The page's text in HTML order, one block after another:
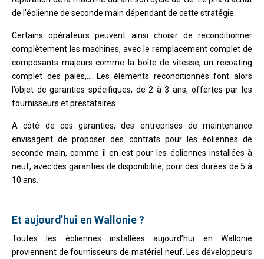
de l’éolienne de seconde main dépendant de cette stratégie.
Certains opérateurs peuvent ainsi choisir de reconditionner
complètement les machines, avec le remplacement complet de
composants majeurs comme la boîte de vitesse, un recoating
complet des pales,… Les éléments reconditionnés font alors
l’objet de garanties spécifiques, de 2 à 3 ans, offertes par les
fournisseurs et prestataires.
A côté de ces garanties, des entreprises de maintenance
envisagent de proposer des contrats pour les éoliennes de
seconde main, comme il en est pour les éoliennes installées à
neuf, avec des garanties de disponibilité, pour des durées de 5 à
10 ans.
Et aujourd’hui en Wallonie ?
Toutes les éoliennes installées aujourd’hui en Wallonie
proviennent de fournisseurs de matériel neuf. Les développeurs